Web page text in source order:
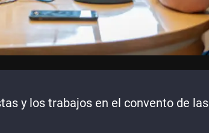
y los trabajos en el convento de las